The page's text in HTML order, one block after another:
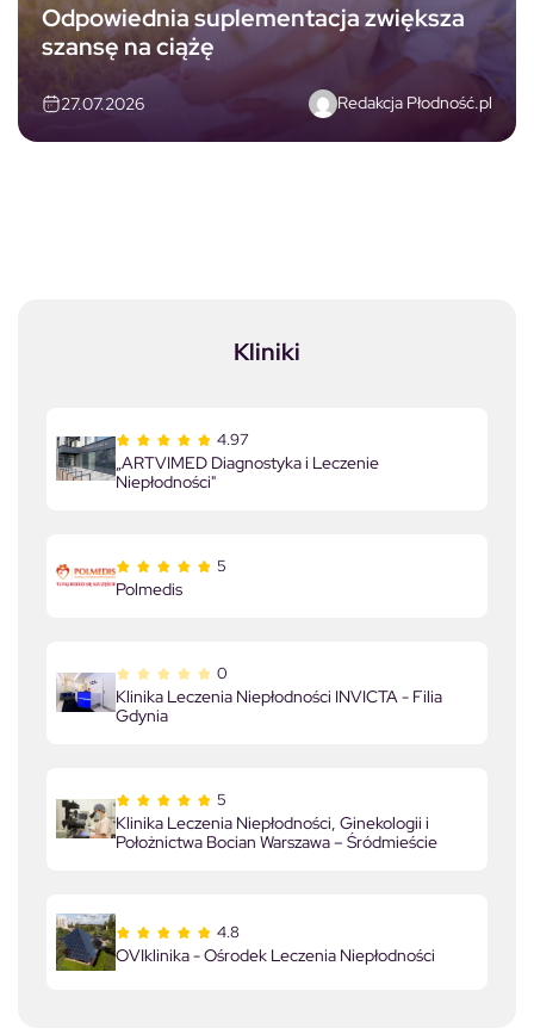
Odpowiednia suplementacja zwiększa
szansę na ciążę
27.07.2026 Redakcja Płodność.pl
Kliniki
4.97
„ARTVIMED Diagnostyka i Leczenie
Niepłodności"
5
Polmedis
0
Klinika Leczenia Niepłodności INVICTA - Filia
Gdynia
5
Klinika Leczenia Niepłodności, Ginekologii i
Położnictwa Bocian Warszawa – Śródmieście
4.8
OVIklinika - Ośrodek Leczenia Niepłodności